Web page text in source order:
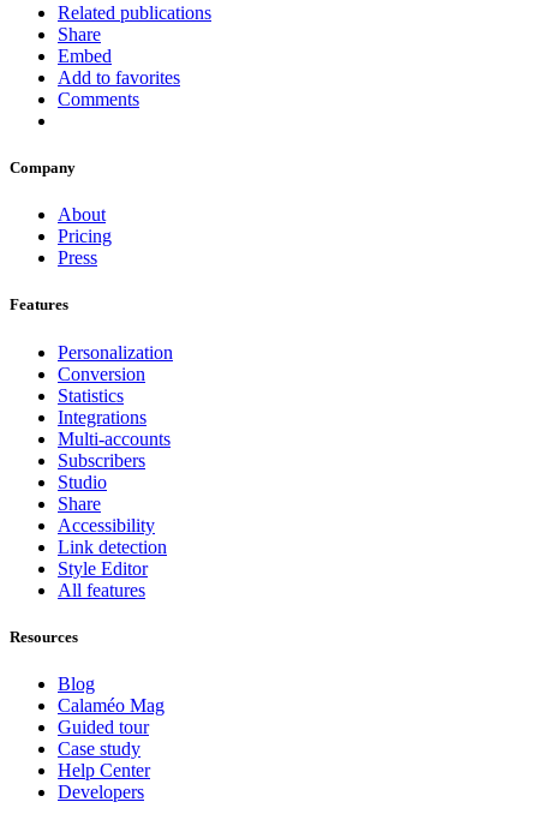
Related publications
Share
Embed
Add to favorites
Comments
Company
About
Pricing
Press
Features
Personalization
Conversion
Statistics
Integrations
Multi-accounts
Subscribers
Studio
Share
Accessibility
Link detection
Style Editor
All features
Resources
Blog
Calaméo Mag
Guided tour
Case study
Help Center
Developers